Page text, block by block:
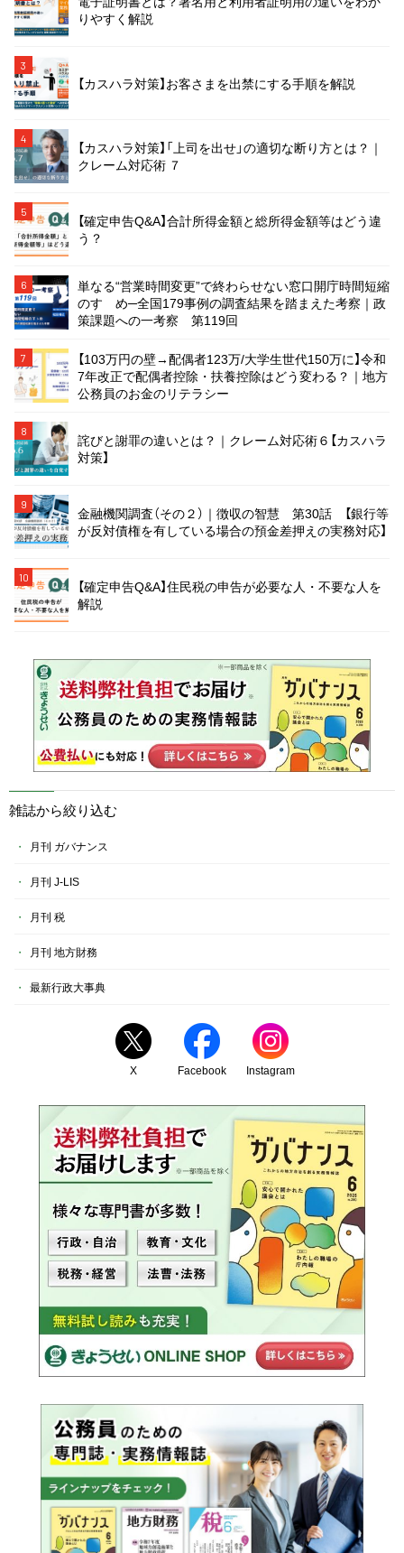
りやすく解説
3
【カスハラ対策】お客さまを出禁にする手順を解説
4
【カスハラ対策】「上司を出せ」の適切な断り方とは？｜
クレーム対応術 ７
5
【確定申告Q&A】合計所得金額と総所得金額等はどう違
う？
6
単なる“営業時間変更”で終わらせない窓口開庁時間短縮
のすゝめ─全国179事例の調査結果を踏まえた考察｜政
策課題への一考察 第119回
7
【103万円の壁→配偶者123万/大学生世代150万に】令和
7年改正で配偶者控除・扶養控除はどう変わる？｜地方
公務員のお金のリテラシー
8
詫びと謝罪の違いとは？｜クレーム対応術６【カスハラ
対策】
9
金融機関調査（その２）｜徴収の智慧 第30話 【銀行等
が反対債権を有している場合の預金差押えの実務対応】
10
【確定申告Q&A】住民税の申告が必要な人・不要な人を
解説
雑誌から絞り込む
月刊 ガバナンス
月刊 J-LIS
月刊 税
月刊 地方財務
最新行政大事典
X Facebook Instagram